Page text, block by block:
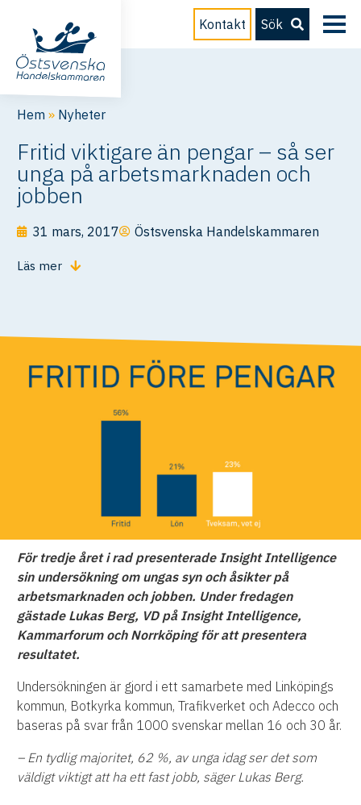
Kontakt Sök
Hem » Nyheter
Fritid viktigare än pengar – så ser
unga på arbetsmarknaden och
jobben
31 mars, 2017 Östsvenska Handelskammaren
Läs mer
För tredje året i rad presenterade Insight Intelligence
sin undersökning om ungas syn och åsikter på
arbetsmarknaden och jobben. Under fredagen
gästade Lukas Berg, VD på Insight Intelligence,
Kammarforum och Norrköping för att presentera
resultatet.
Undersökningen är gjord i ett samarbete med Linköpings
kommun, Botkyrka kommun, Trafikverket och Adecco och
baseras på svar från 1000 svenskar mellan 16 och 30 år.
– En tydlig majoritet, 62 %, av unga idag ser det som
väldigt viktigt att ha ett fast jobb, säger Lukas Berg.